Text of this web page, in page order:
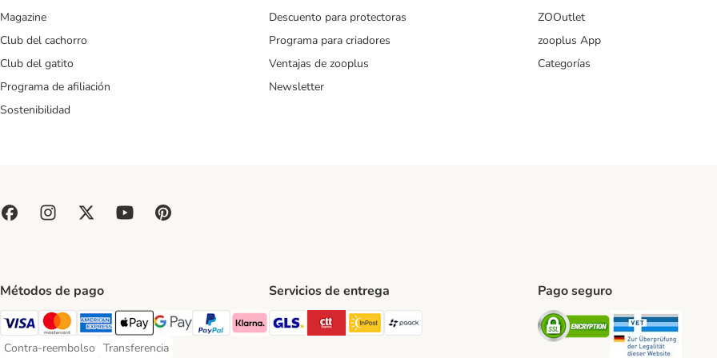
Magazine
Club del cachorro
Club del gatito
Programa de afiliación
Sostenibilidad
Descuento para protectoras
Programa para criadores
Ventajas de zooplus
Newsletter
ZOOutlet
zooplus App
Categorías
Métodos de pago
Visa Payment Method
Mastercard Payment Method
American Express Payment Method
Apple Pay Payment Method
Google Pay Payment Method
PayPal Payment Method
Klarna Payment Method
Contra-reembolso
Contra-reembolso Payment Method
Transferencia
Transferencia Payment Method
Servicios de entrega
GLS Shipping Method
CTTExpress Shipping Method
InPost Shipping Method
Pago seguro
Security